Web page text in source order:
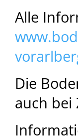
Alle
Die
auch